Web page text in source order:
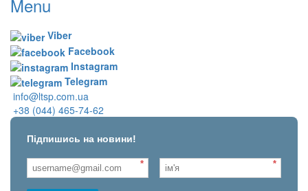
Menu
Viber
Facebook
Instagram
Telegram
info@ltsp.com.ua
+38 (044) 465-74-62
Підпишись на новини!
* *